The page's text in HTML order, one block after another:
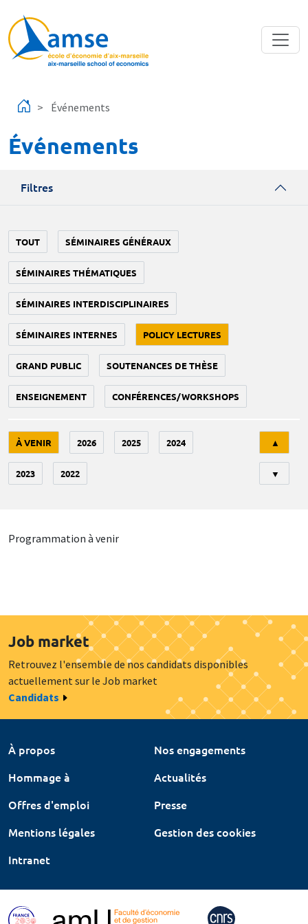
Événements
Événements
Filtres
TOUT SÉMINAIRES GÉNÉRAUX
SÉMINAIRES THÉMATIQUES
SÉMINAIRES INTERDISCIPLINAIRES
SÉMINAIRES INTERNES POLICY LECTURES
GRAND PUBLIC SOUTENANCES DE THÈSE
ENSEIGNEMENT CONFÉRENCES/WORKSHOPS
À VENIR 2026 2025 2024
2023 2022
▲
▼
Programmation à venir
Job market
Retrouvez l'ensemble de nos candidats disponibles
actuellement sur le Job market
Candidats
À propos
Nos engagements
Hommage à
Actualités
Offres d'emploi
Presse
Mentions légales
Gestion des cookies
Intranet